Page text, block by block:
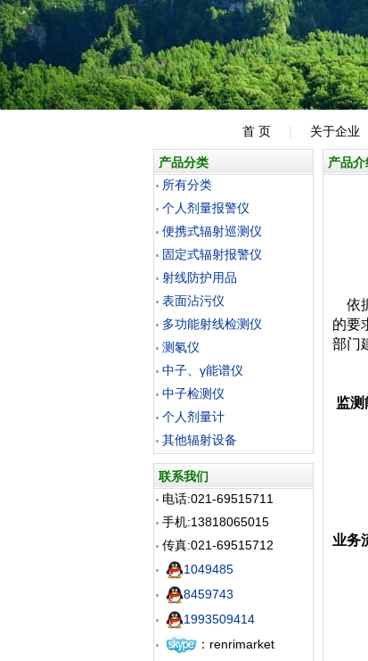
首 页 | 关于企业
产品分类
所有分类
个人剂量报警仪
便携式辐射巡测仪
固定式辐射报警仪
射线防护用品
表面沾污仪
多功能射线检测仪
测氡仪
中子、γ能谱仪
中子检测仪
个人剂量计
其他辐射设备
联系我们
电话:021-69515711
手机:13818065015
传真:021-69515712
1049485
8459743
1993509414
：renrimarket
产品介
依
的要
部门
监测
(1)
(2)
(3)
(4)
业务